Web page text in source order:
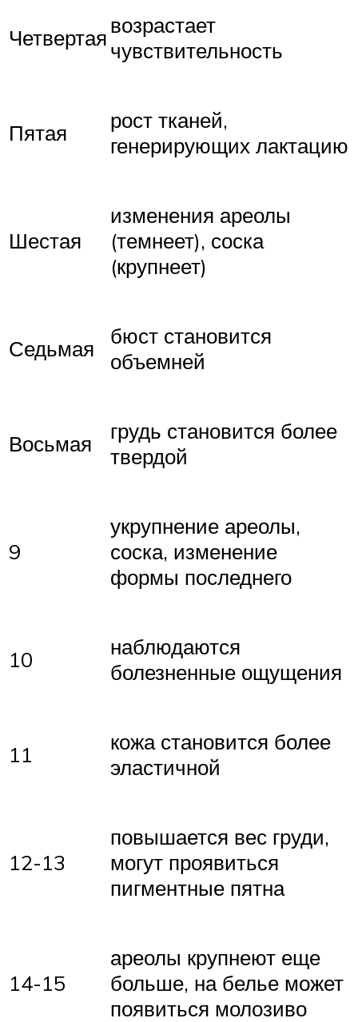
Четвертаявозрастает
чувствительность
Пятая
рост тканей,
генерирующих лактацию
Шестая
изменения ареолы
(темнеет), соска
(крупнеет)
Седьмая
бюст становится
объемней
Восьмая
грудь становится более
твердой
9
укрупнение ареолы,
соска, изменение
формы последнего
10
наблюдаются
болезненные ощущения
11
кожа становится более
эластичной
12-13
повышается вес груди,
могут проявиться
пигментные пятна
14-15
ареолы крупнеют еще
больше, на белье может
появиться молозиво